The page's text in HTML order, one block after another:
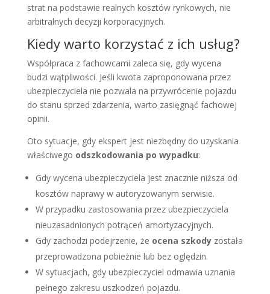
strat na podstawie realnych kosztów rynkowych, nie
arbitralnych decyzji korporacyjnych.
Kiedy warto korzystać z ich usług?
Współpraca z fachowcami zaleca się, gdy wycena
budzi wątpliwości. Jeśli kwota zaproponowana przez
ubezpieczyciela nie pozwala na przywrócenie pojazdu
do stanu sprzed zdarzenia, warto zasięgnąć fachowej
opinii.
Oto sytuacje, gdy ekspert jest niezbędny do uzyskania
właściwego odszkodowania po wypadku:
Gdy wycena ubezpieczyciela jest znacznie niższa od
kosztów naprawy w autoryzowanym serwisie.
W przypadku zastosowania przez ubezpieczyciela
nieuzasadnionych potrąceń amortyzacyjnych.
Gdy zachodzi podejrzenie, że ocena szkodyzostała
przeprowadzona pobieżnie lub bez oględzin.
W sytuacjach, gdy ubezpieczyciel odmawia uznania
pełnego zakresu uszkodzeń pojazdu.